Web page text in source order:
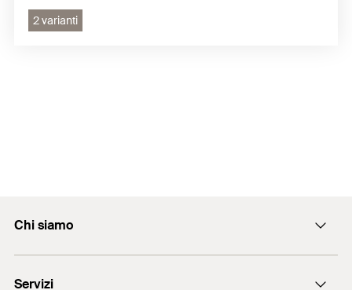
2 varianti
Chi siamo
Servizi